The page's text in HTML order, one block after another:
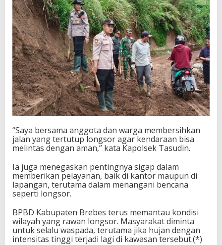
“Saya bersama anggota dan warga membersihkan
jalan yang tertutup longsor agar kendaraan bisa
melintas dengan aman,” kata Kapolsek Tasudin.
Ia juga menegaskan pentingnya sigap dalam
memberikan pelayanan, baik di kantor maupun di
lapangan, terutama dalam menangani bencana
seperti longsor.
BPBD Kabupaten Brebes terus memantau kondisi
wilayah yang rawan longsor. Masyarakat diminta
untuk selalu waspada, terutama jika hujan dengan
intensitas tinggi terjadi lagi di kawasan tersebut.(*)